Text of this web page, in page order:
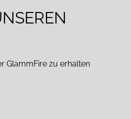
GlammFire zu erhalten